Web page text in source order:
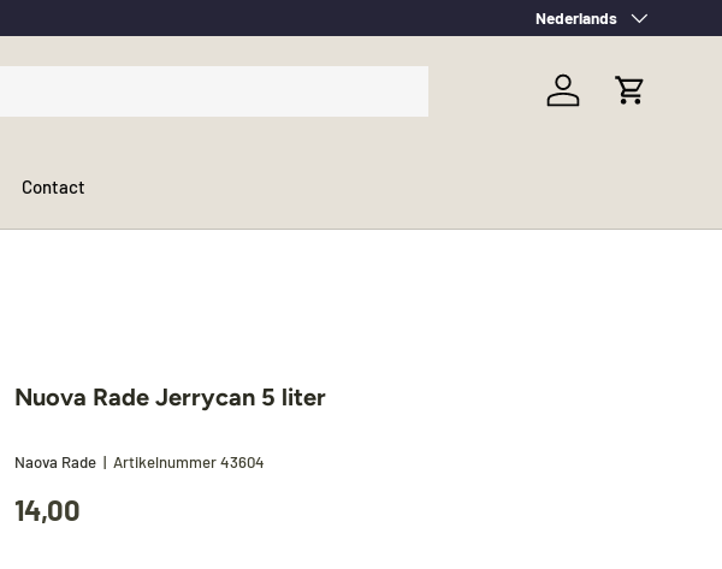
Taal
Nederlands
Inloggen
Contact
Nuova Rade Jerrycan 5 liter
Naova Rade |Artikelnummer 43604
14,00